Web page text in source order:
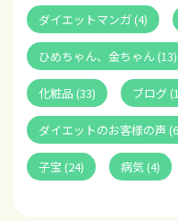
ダイエットマンガ (4)
ひめちゃん、金ちゃん (13)
化粧品 (33) ブログ
ダイエットのお客様の声
子宝 (24) 病気 (4)